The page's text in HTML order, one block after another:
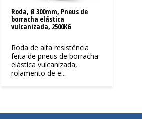
Roda, Ø 300mm, Pneus de
borracha elástica
vulcanizada, 2500KG
Roda de alta resistência
feita de pneus de borracha
elástica vulcanizada,
rolamento de e...